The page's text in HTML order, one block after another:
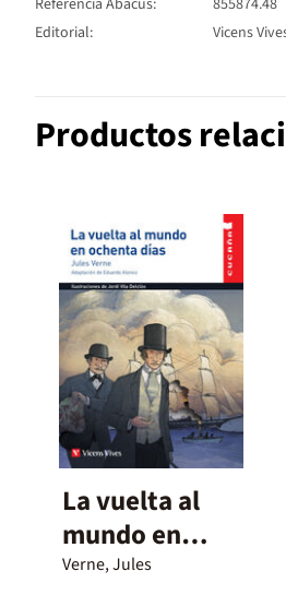
Editorial:
Vicens
Productos
La vuelta al
mundo en
ochenta días
Verne, Jules